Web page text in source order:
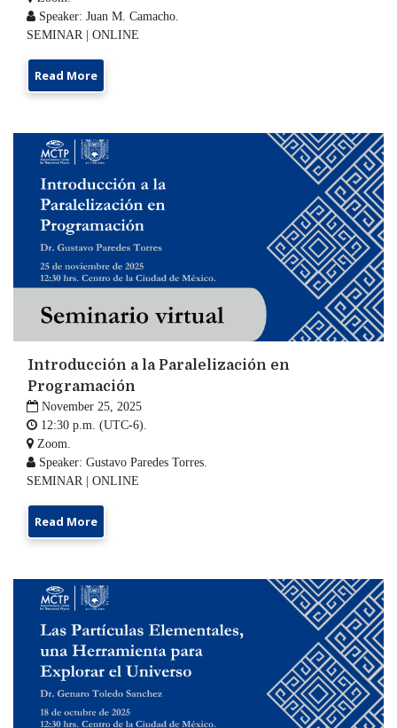
 Speaker: Juan M. Camacho.
SEMINAR | ONLINE
Read More
Introducción a la Paralelización en
Programación
 November 25, 2025
 12:30 p.m. (UTC-6).
 Zoom.
 Speaker: Gustavo Paredes Torres.
SEMINAR | ONLINE
Read More